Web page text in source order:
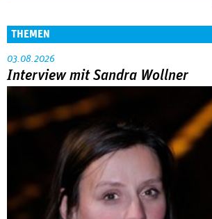
THEMEN
03.08.2026
Interview mit Sandra Wollner